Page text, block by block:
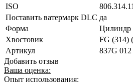
ISO
Поставить ватермарк DLC да
Форма
Цилиндр
Хвостовик
FG (314)
Артикул
837G
Добавить отзыв
Ваша оценка:
Опыт использования: